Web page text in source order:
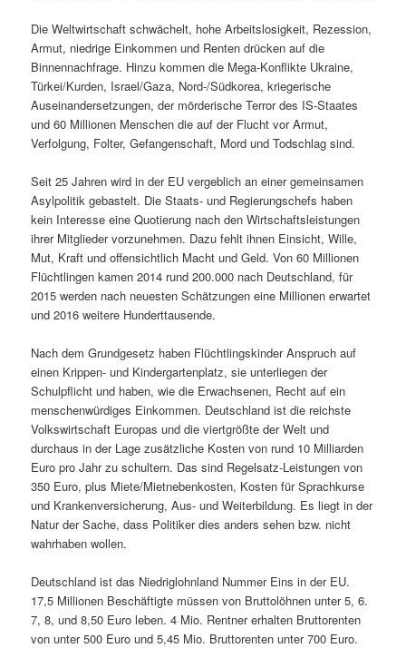
Die Weltwirtschaft schwächelt, hohe Arbeitslosigkeit, Rezession,
Armut, niedrige Einkommen und Renten drücken auf die
Binnennachfrage. Hinzu kommen die Mega-Konflikte Ukraine,
Türkei/Kurden, Israel/Gaza, Nord-/Südkorea, kriegerische
Auseinandersetzungen, der mörderische Terror des IS-Staates
und 60 Millionen Menschen die auf der Flucht vor Armut,
Verfolgung, Folter, Gefangenschaft, Mord und Todschlag sind.
Seit 25 Jahren wird in der EU vergeblich an einer gemeinsamen
Asylpolitik gebastelt. Die Staats- und Regierungschefs haben
kein Interesse eine Quotierung nach den Wirtschaftsleistungen
ihrer Mitglieder vorzunehmen. Dazu fehlt ihnen Einsicht, Wille,
Mut, Kraft und offensichtlich Macht und Geld. Von 60 Millionen
Flüchtlingen kamen 2014 rund 200.000 nach Deutschland, für
2015 werden nach neuesten Schätzungen eine Millionen erwartet
und 2016 weitere Hunderttausende.
Nach dem Grundgesetz haben Flüchtlingskinder Anspruch auf
einen Krippen- und Kindergartenplatz, sie unterliegen der
Schulpflicht und haben, wie die Erwachsenen, Recht auf ein
menschenwürdiges Einkommen. Deutschland ist die reichste
Volkswirtschaft Europas und die viertgrößte der Welt und
durchaus in der Lage zusätzliche Kosten von rund 10 Milliarden
Euro pro Jahr zu schultern. Das sind Regelsatz-Leistungen von
350 Euro, plus Miete/Mietnebenkosten, Kosten für Sprachkurse
und Krankenversicherung, Aus- und Weiterbildung. Es liegt in der
Natur der Sache, dass Politiker dies anders sehen bzw. nicht
wahrhaben wollen.
Deutschland ist das Niedriglohnland Nummer Eins in der EU.
17,5 Millionen Beschäftigte müssen von Bruttolöhnen unter 5, 6.
7, 8, und 8,50 Euro leben. 4 Mio. Rentner erhalten Bruttorenten
von unter 500 Euro und 5,45 Mio. Bruttorenten unter 700 Euro.